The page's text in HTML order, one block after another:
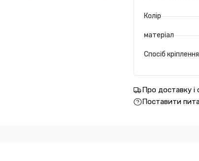
Колір
матеріал
Спосіб кріплення
Про доставку і
Поставити